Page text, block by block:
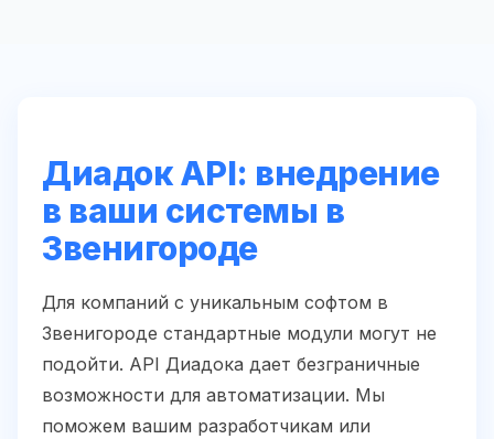
Диадок API: внедрение
в ваши системы в
Звенигороде
Для компаний с уникальным софтом в
Звенигороде стандартные модули могут не
подойти. API Диадока дает безграничные
возможности для автоматизации. Мы
поможем вашим разработчикам или